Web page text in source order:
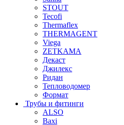
STOUT
Tecofi
Thermaflex
THERMAGENT
Viega
ZETKAMA
Декаст
Джилекс
Ридан
Тепловодомер
Формат
Трубы и фитинги
ALSO
Baxi